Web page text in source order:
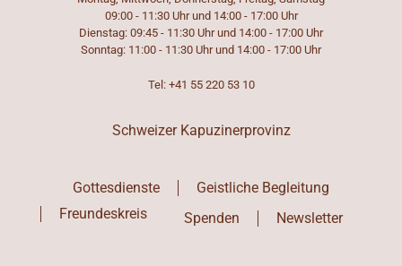
09:00 - 11:30 Uhr und 14:00 - 17:00 Uhr
Dienstag: 09:45 - 11:30 Uhr und 14:00 - 17:00 Uhr
Sonntag: 11:00 - 11:30 Uhr und 14:00 - 17:00 Uhr
Tel: +41 55 220 53 10
Schweizer Kapuzinerprovinz
Gottesdienste
Geistliche Begleitung
Freundeskreis
Spenden Newsletter